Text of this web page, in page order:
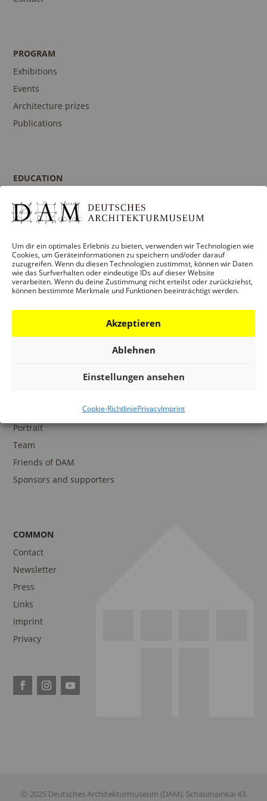
Um dir ein optimales Erlebnis zu bieten, verwenden wir Technologien wie
Cookies, um Geräteinformationen zu speichern und/oder darauf
zuzugreifen. Wenn du diesen Technologien zustimmst, können wir Daten
wie das Surfverhalten oder eindeutige IDs auf dieser Website
verarbeiten. Wenn du deine Zustimmung nicht erteilst oder zurückziehst,
können bestimmte Merkmale und Funktionen beeinträchtigt werden.
Akzeptieren
Ablehnen
Einstellungen ansehen
Cookie-RichtliniePrivacyImprint
PROGRAM
Exhibitions
Events
Architecture prizes
Publications
EDUCATION
Guidances and Tours
Contact person
DAM Digital Collection
Portrait
Team
Friends of DAM
Sponsors and supporters
COMMON
Contact
Newsletter
Press
Links
Imprint
Privacy
ⓒ 2025 Deutsches Architekturmuseum (DAM), Schaumainkai 43,